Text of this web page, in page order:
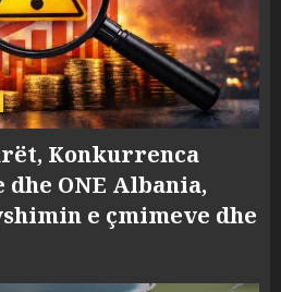
Konkurrenca
dhe ONE Albania,
e çmimeve dhe